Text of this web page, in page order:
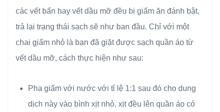
các vết bẩn hay vết dầu mỡ đều bị giấm ăn đánh bật,
trả lại trạng thái sạch sẽ như ban đầu. Chỉ với một
chai giấm nhỏ là bạn đã giặt được sạch quần áo từ
vết dầu mỡ, cách thực hiện như sau:
Pha giấm với nước với tỉ lệ 1:1 sau đó cho dung
dịch này vào bình xịt nhỏ, xịt đều lên quần áo có